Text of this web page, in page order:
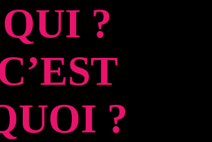
QUI ?
?